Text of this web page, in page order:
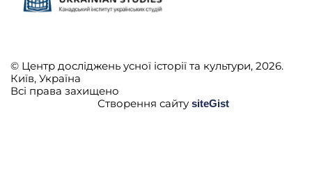
© Центр досліджень усної історії та культури, 2026.
Київ, Україна
Всі права захищено
Створення сайту siteGist